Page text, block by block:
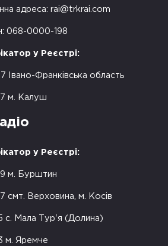
адреса: rai@trkrai.com
068-0000-198
у Реєстрі:
Івано-Франківська область
м. Калуш
у Реєстрі:
м. Бурштин
смт. Верховина, м. Косів
с. Мала Тур'я (Долина)
м. Яремче